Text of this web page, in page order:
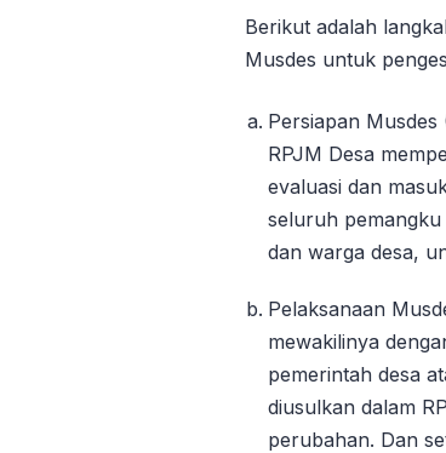
Berikut adalah
Musdes untuk
Persiapan
RPJM Desa
evaluasi dan
seluruh
dan warga desa,
Pelaksanaan
mewakilinya
pemerintah desa
diusulkan dalam
perubahan. Dan